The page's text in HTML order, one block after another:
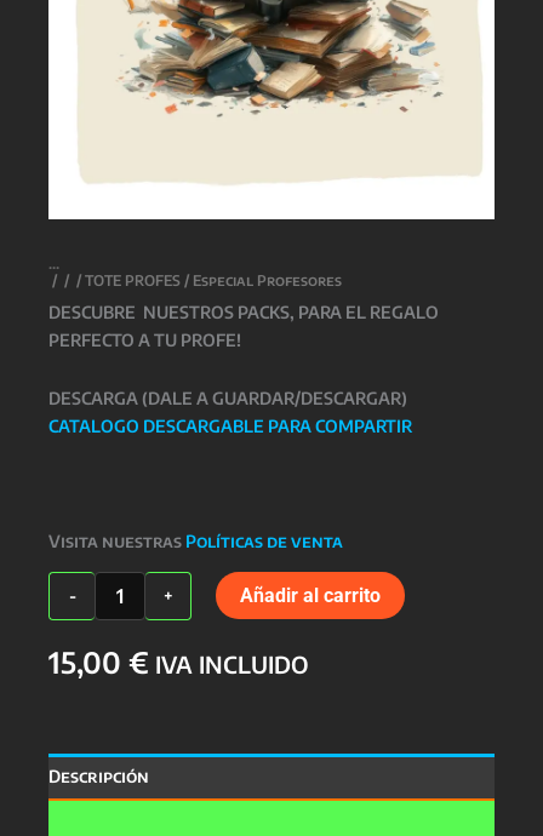
/ / / TOTE PROFES / Especial Profesores
DESCUBRE NUESTROS PACKS, PARA EL REGALO
PERFECTO A TU PROFE!
DESCARGA (DALE A GUARDAR/DESCARGAR)
CATALOGO DESCARGABLE PARA COMPARTIR
Visita nuestras Políticas de venta
-
Especial
Profesores
+ Añadir al carrito
15,00 € IVA INCLUIDO
Descripción